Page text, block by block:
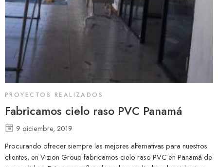
PROYECTOS REALIZADOS
Fabricamos cielo raso PVC Panamá
9 diciembre, 2019
Procurando ofrecer siempre las mejores alternativas para nuestros
clientes, en Vizion Group fabricamos cielo raso PVC en Panamá de